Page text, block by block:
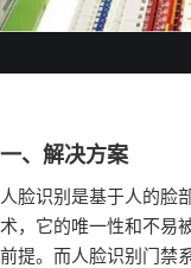
一、 解决方案
人脸识别是基于人的脸
术，它的唯一性和不易
前提。而人脸识别门禁